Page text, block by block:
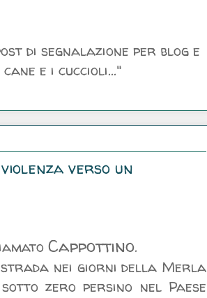
di segnalazione per blog e
e i cuccioli..."
verso un
Cappottino.
nei giorni della Merla
zero persino nel Paese